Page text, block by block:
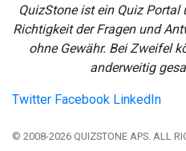
QuizStone ist ein Quiz Portal
Richtigkeit der Fragen und
ohne Gewähr. Bei Zweifel
anderweitig
Twitter Facebook LinkedIn
© 2008-2026 QUIZSTONE APS. ALL